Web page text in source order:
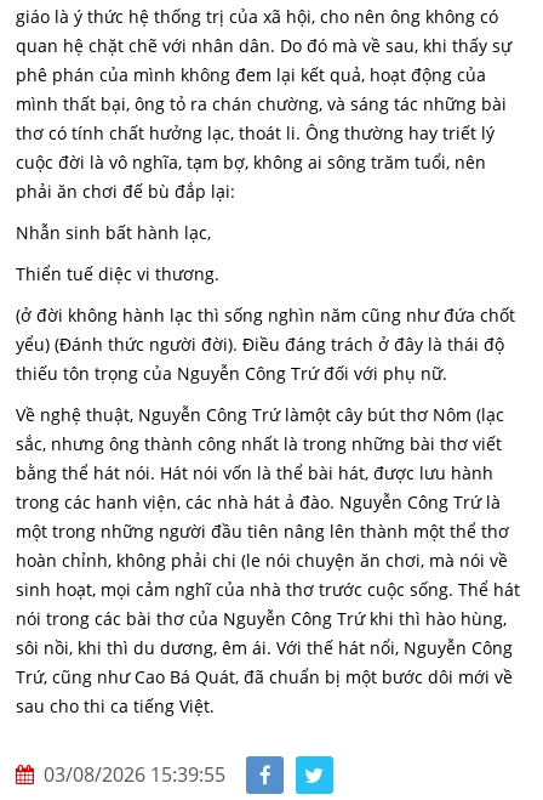
giáo là ý thức hệ thống trị của xã hội, cho nên ông không có
quan hệ chặt chẽ với nhân dân. Do đó mà về sau, khi thấy sự
phê phán của mình không đem lại kết quả, hoạt động của
mình thất bại, ông tỏ ra chán chường, và sáng tác những bài
thơ có tính chất hưởng lạc, thoát li. Ông thường hay triết lý
cuộc đời là vô nghĩa, tạm bợ, không ai sông trăm tuổi, nên
phải ăn chơi đế bù đắp lại:
Nhẫn sinh bất hành lạc,
Thiển tuế diệc vi thương.
(ở đời không hành lạc thì sống nghìn năm cũng như đứa chốt
yểu) (Đánh thức người đời). Điều đáng trách ở đây là thái độ
thiếu tôn trọng của Nguyễn Công Trứ đối với phụ nữ.
Về nghệ thuật, Nguyễn Công Trứ làmột cây bút thơ Nôm (lạc
sắc, nhưng ông thành công nhất là trong những bài thơ viết
bằng thể hát nói. Hát nói vốn là thể bài hát, được lưu hành
trong các hanh viện, các nhà hát ả đào. Nguyễn Công Trứ là
một trong những người đầu tiên nâng lên thành một thể thơ
hoàn chỉnh, không phải chi (le nói chuyện ăn chơi, mà nói về
sinh hoạt, mọi cảm nghĩ của nhà thơ trước cuộc sống. Thể hát
nói trong các bài thơ của Nguyễn Công Trứ khi thì hào hùng,
sôi nồi, khi thì du dương, êm ái. Với thế hát nổi, Nguyễn Công
Trứ, cũng như Cao Bá Quát, đã chuẩn bị một bước dôi mới về
sau cho thi ca tiếng Việt.
03/08/2026 15:39:55